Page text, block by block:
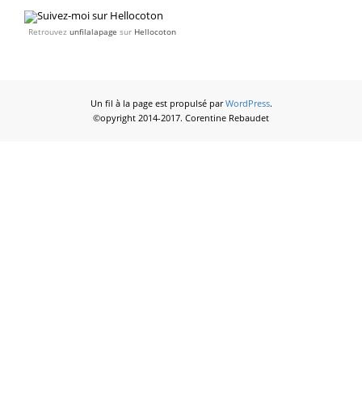
Retrouvez unfilalapage sur Hellocoton
Un fil à la page est propulsé parWordPress.
©opyright 2014-2017. Corentine Rebaudet